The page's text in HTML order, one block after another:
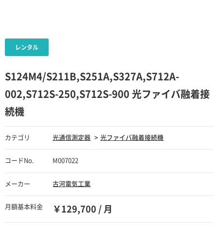
S124M4/S211B,S251A,S327A,S712A-
002,S712S-250,S712S-900 光ファイバ融着接
続機
カテゴリ 光通信測定器 光ファイバ融着接続機
コードNo. M007022
メーカー 古河電気工業
月額基本料金 ￥129,700 / 月